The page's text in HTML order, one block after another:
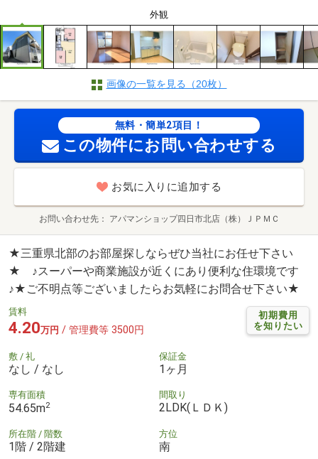
外観
画像の一覧を見る（20枚）
無料・簡単2項目！
この物件にお問い合わせする
お気に入りに追加する
お問い合わせ先 アパマンショップ四日市北店（株）ＪＰＭＣ
★三重県北部のお部屋探しならぜひ当社にお任せ下さい
★ ♪スーパーや商業施設が近くにあり便利な住環境です
♪★ご不明点等ございましたらお気軽にお問合せ下さい★
初期費用
を知りたい
賃料
4.20万円 / 管理費等 3500円
敷 / 礼
なし / なし
保証金
1ヶ月
専有面積
54.65m2
間取り
2LDK(ＬＤＫ)
所在階 / 階数
1階 / 2階建
方位
南